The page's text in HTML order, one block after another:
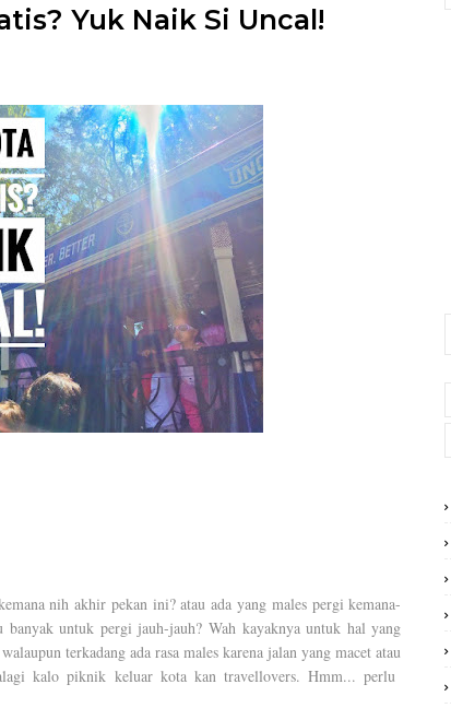
Yuk Naik Si Uncal!
nih akhir pekan ini? atau ada yang males pergi kemana-
untuk pergi jauh-jauh? Wah kayaknya untuk hal yang
terkadang ada rasa males karena jalan yang macet atau
kalo piknik keluar kota kan travellovers. Hmm... perlu